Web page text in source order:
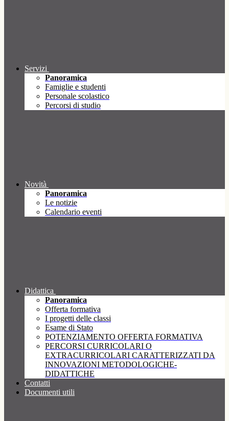
Servizi
Panoramica
Famiglie e studenti
Personale scolastico
Percorsi di studio
Novità
Panoramica
Le notizie
Calendario eventi
Didattica
Panoramica
Offerta formativa
I progetti delle classi
Esame di Stato
POTENZIAMENTO OFFERTA FORMATIVA
PERCORSI CURRICOLARI O
EXTRACURRICOLARI CARATTERIZZATI DA
INNOVAZIONI METODOLOGICHE-
DIDATTICHE
Contatti
Documenti utili